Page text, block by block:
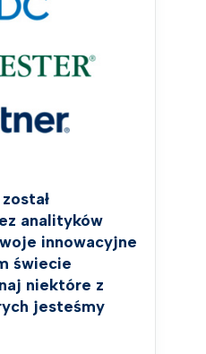
analityków
innowacyjne
świecie
niektóre z
jesteśmy